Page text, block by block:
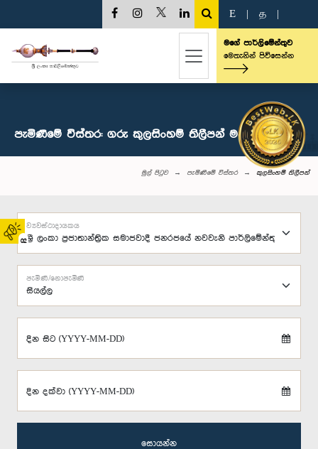
02
E த
මගේ පාර්ලිමේන්තුව
මෙතැනින් පිවිසෙන්න
පැමිණීමේ විස්තර: ගරු කුලසිංහම් තිලීපන් මහතා, පා.ම.
මුල් පිටුව පැමිණීමේ විස්තර කුලසිංහම් තිලීපන්
ව්‍යවස්ථාදායකය
පැමිණි/නොපැමිණි
දින සිට (YYYY-MM-DD)
දින දක්වා (YYYY-MM-DD)
සොයන්න